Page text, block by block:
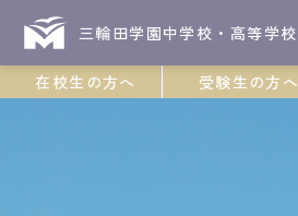
在校生の方へ 受験生の方へ
三輪田学園中学校・高等学校